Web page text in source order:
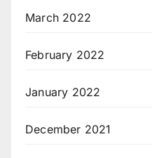
March 2022
February 2022
January 2022
December 2021